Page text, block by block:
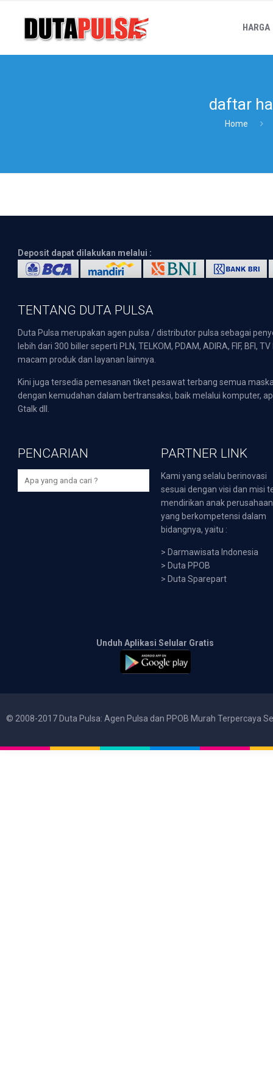
HARGA
daftar
Home
Deposit dapat dilakukan melalui :
TENTANG DUTA PULSA
Duta Pulsa merupakan agen pulsa / distributor pulsa sebagai
lebih dari 300 biller seperti PLN, TELKOM, PDAM, ADIRA, FIF,
macam produk dan layanan lainnya.
Kini juga tersedia pemesanan tiket pesawat terbang semua
dengan kemudahan dalam bertransaksi, baik melalui komputer,
Gtalk dll.
PENCARIAN PARTNER LINK
Kami yang selalu berinovasi
sesuai dengan visi dan misi
mendirikan anak perusahaan
yang berkompetensi dalam
bidangnya, yaitu :
> Darmawisata Indonesia
> Duta PPOB
> Duta Sparepart
Unduh Aplikasi Selular Gratis
© 2008-2017 Duta Pulsa: Agen Pulsa dan PPOB Murah Terpercaya